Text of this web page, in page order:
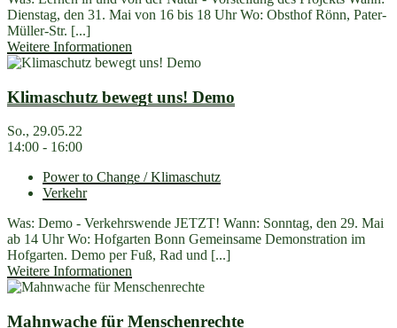
Dienstag, den 31. Mai von 16 bis 18 Uhr Wo: Obsthof Rönn, Pater-
Müller-Str. [...]
Weitere Informationen
Klimaschutz bewegt uns! Demo
So., 29.05.22
14:00 - 16:00
Power to Change / Klimaschutz
Verkehr
Was: Demo - Verkehrswende JETZT! Wann: Sonntag, den 29. Mai
ab 14 Uhr Wo: Hofgarten Bonn Gemeinsame Demonstration im
Hofgarten. Demo per Fuß, Rad und [...]
Weitere Informationen
Mahnwache für Menschenrechte